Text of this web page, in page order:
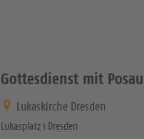
Gottesdienst mit
Lukaskirche Dresden
Lukasplatz 1 Dresden